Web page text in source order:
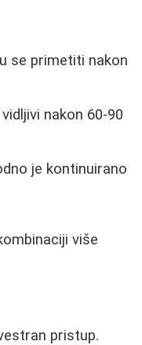
se primetiti nakon
nakon 60-90
je kontinuirano
više
pristup.